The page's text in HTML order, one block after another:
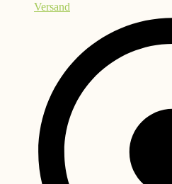
Versand